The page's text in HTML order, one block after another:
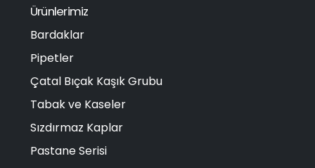
Ürünlerimiz
Bardaklar
Pipetler
Çatal Bıçak Kaşık Grubu
Tabak ve Kaseler
Sızdırmaz Kaplar
Pastane Serisi